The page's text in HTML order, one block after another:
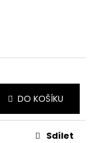
DO KOŠÍKU
Sdílet